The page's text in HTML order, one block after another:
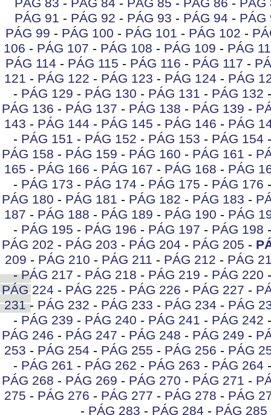
PÁG 83 - PÁG 84 - PÁG 85 - PÁG 86 - PÁG
PÁG 91 - PÁG 92 - PÁG 93 - PÁG 94 - PÁG
PÁG 99 - PÁG 100 - PÁG 101 - PÁG 102 -
106 - PÁG 107 - PÁG 108 - PÁG 109 - PÁG
PÁG 114 - PÁG 115 - PÁG 116 - PÁG 117 -
121 - PÁG 122 - PÁG 123 - PÁG 124 - PÁG
- PÁG 129 - PÁG 130 - PÁG 131 - PÁG 132
PÁG 136 - PÁG 137 - PÁG 138 - PÁG 139 -
143 - PÁG 144 - PÁG 145 - PÁG 146 - PÁG
- PÁG 151 - PÁG 152 - PÁG 153 - PÁG 154
PÁG 158 - PÁG 159 - PÁG 160 - PÁG 161 -
165 - PÁG 166 - PÁG 167 - PÁG 168 - PÁG
- PÁG 173 - PÁG 174 - PÁG 175 - PÁG 176
PÁG 180 - PÁG 181 - PÁG 182 - PÁG 183 -
187 - PÁG 188 - PÁG 189 - PÁG 190 - PÁG
- PÁG 195 - PÁG 196 - PÁG 197 - PÁG 198
PÁG 202 - PÁG 203 - PÁG 204 - PÁG 205 -
209 - PÁG 210 - PÁG 211 - PÁG 212 - PÁG
-PÁG 217 - PÁG 218 - PÁG 219 - PÁG 220
PÁG 224 - PÁG 225 - PÁG 226 - PÁG 227 -
231- PÁG 232 - PÁG 233 - PÁG 234 - PÁG
- PÁG 239 - PÁG 240 - PÁG 241 - PÁG 242
PÁG 246 - PÁG 247 - PÁG 248 - PÁG 249 -
253 - PÁG 254 - PÁG 255 - PÁG 256 - PÁG
- PÁG 261 - PÁG 262 - PÁG 263 - PÁG 264
PÁG 268 - PÁG 269 - PÁG 270 - PÁG 271 -
275 - PÁG 276 - PÁG 277 - PÁG 278 - PÁG
- PÁG 283 - PÁG 284 - PÁG 285